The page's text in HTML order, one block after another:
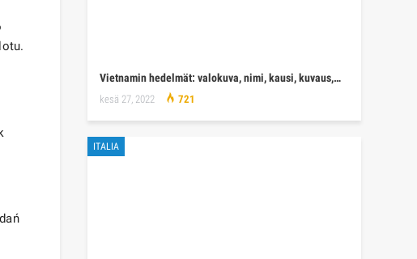
Vietnamin hedelmät: valokuva, nimi, kausi, kuvaus,…
kesä 27, 2022 721
ITALIA